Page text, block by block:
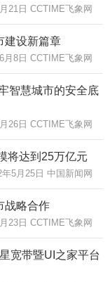
21日 CCTIME飞象网
建设新篇章
月8日 CCTIME飞象网
智慧城市的安全底
26日 CCTIME飞象网
将达到25万亿元
年5月25日 中国新闻网
战略合作
23日 CCTIME飞象网
宽带暨UI之家平台